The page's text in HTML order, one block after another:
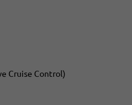
Cruise Control)